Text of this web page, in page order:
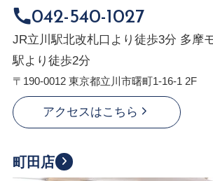
042-540-1027
JR立川駅北改札口より徒歩3分 多摩
駅より徒歩2分
〒190-0012 東京都立川市曙町1-16-1 2F
アクセスはこちら
町田店